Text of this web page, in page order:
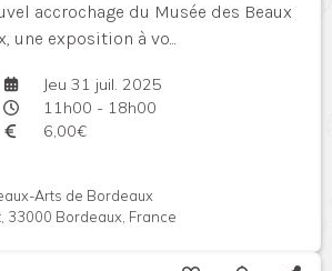
accrochage du Musée des Beaux
une exposition à vo...
Jeu 31 juil. 2025
11h00 - 18h00
6,00€
Arts de Bordeaux
33000 Bordeaux, France